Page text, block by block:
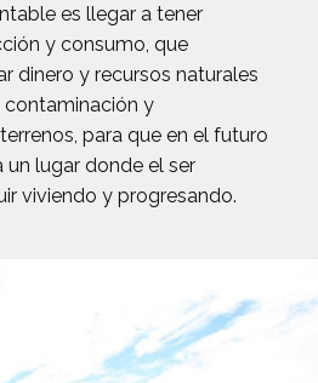
es llegar a tener
y consumo, que
dinero y recursos naturales
contaminación y
para que en el futuro
un lugar donde el ser
viviendo y progresando.